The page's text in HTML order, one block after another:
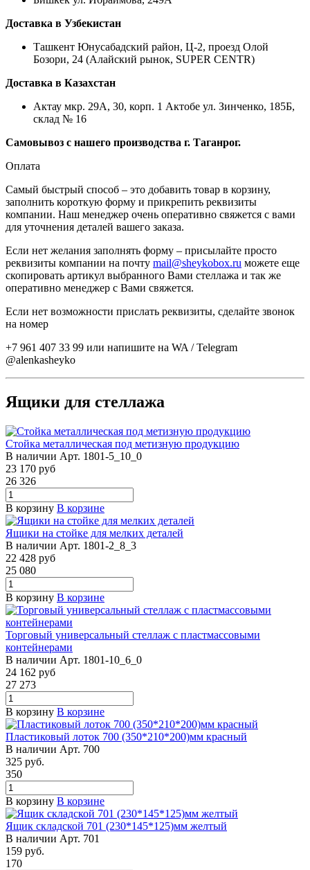
Доставка в Узбекистан
Ташкент Юнусабадский район, Ц-2, проезд Олой
Бозори, 24 (Алайский рынок, SUPER CENTR)
Доставка в Казахстан
Актау мкр. 29А, 30, корп. 1 Актобе ул. Зинченко, 185Б,
склад № 16
Самовывоз с нашего производства г. Таганрог.
Оплата
Самый быстрый способ – это добавить товар в корзину,
заполнить короткую форму и прикрепить реквизиты
компании. Наш менеджер очень оперативно свяжется с вами
для уточнения деталей вашего заказа.
Если нет желания заполнять форму – присылайте просто
реквизиты компании на почту mail@sheykobox.ru можете еще
скопировать артикул выбранного Вами стеллажа и так же
оперативно менеджер с Вами свяжется.
Если нет возможности прислать реквизиты, сделайте звонок
на номер
+7 961 407 33 99 или напишите на WA / Telegram
@alenkasheyko
Ящики для стеллажа
Стойка металлическая под метизную продукцию
В наличии Арт. 1801-5_10_0
23 170 руб
26 326
В корзину В корзине
Ящики на стойке для мелких деталей
В наличии Арт. 1801-2_8_3
22 428 руб
25 080
В корзину В корзине
Торговый универсальный стеллаж с пластмассовыми
контейнерами
В наличии Арт. 1801-10_6_0
24 162 руб
27 273
В корзину В корзине
Пластиковый лоток 700 (350*210*200)мм красный
В наличии Арт. 700
325 руб.
350
В корзину В корзине
Ящик складской 701 (230*145*125)мм желтый
В наличии Арт. 701
159 руб.
170